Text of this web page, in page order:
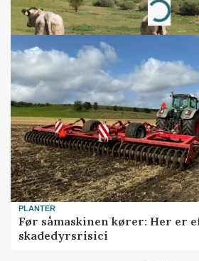
Loading...
PLANTER
Før såmaskinen kører: Her er
skadedyrsrisici